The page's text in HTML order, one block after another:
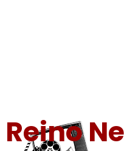
Reino